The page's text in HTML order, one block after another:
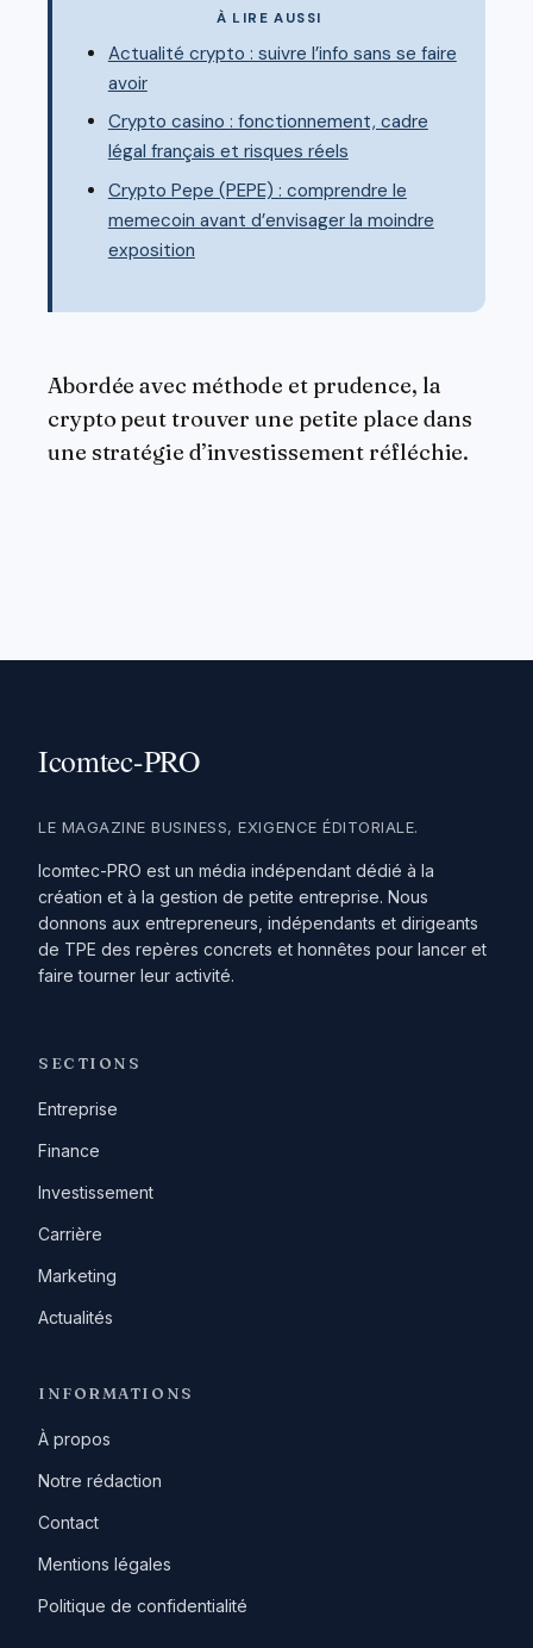
À LIRE AUSSI
Actualité crypto : suivre l’info sans se faire
avoir
Crypto casino : fonctionnement, cadre
légal français et risques réels
Crypto Pepe (PEPE) : comprendre le
memecoin avant d’envisager la moindre
exposition
Abordée avec méthode et prudence, la
crypto peut trouver une petite place dans
une stratégie d’investissement réfléchie.
LE MAGAZINE BUSINESS, EXIGENCE ÉDITORIALE.
Icomtec-PRO est un média indépendant dédié à la
création et à la gestion de petite entreprise. Nous
donnons aux entrepreneurs, indépendants et dirigeants
de TPE des repères concrets et honnêtes pour lancer et
faire tourner leur activité.
SECTIONS
Entreprise
Finance
Investissement
Carrière
Marketing
Actualités
INFORMATIONS
À propos
Notre rédaction
Contact
Mentions légales
Politique de confidentialité